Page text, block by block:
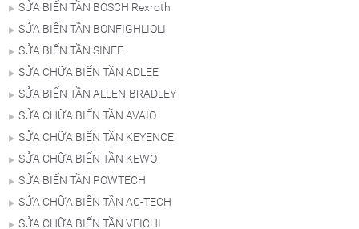
SỬA BIẾN TẦN BOSCH Rexroth
SỬA BIẾN TẦN BONFIGHLIOLI
SỬA BIẾN TẦN SINEE
SỬA CHỮA BIẾN TẦN ADLEE
SỬA BIẾN TẦN ALLEN-BRADLEY
SỬA CHỮA BIẾN TẦN AVAIO
SỬA CHỮA BIẾN TẦN KEYENCE
SỬA CHỮA BIẾN TẦN KEWO
SỬA BIẾN TẦN POWTECH
SỬA CHỮA BIẾN TẦN AC-TECH
SỬA CHỮA BIẾN TẦN VEICHI